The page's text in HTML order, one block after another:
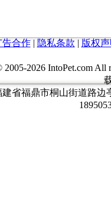
告合作| 隐私条款 | 版权
2005-2026 IntoPet.com
省福鼎市桐山街道路边